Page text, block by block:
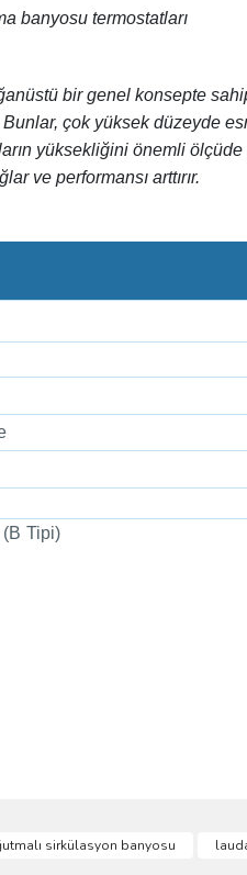
banyosu termostatları
bir genel konsepte
çok yüksek düzeyde
yüksekliğini önemli
ve performansı arttırır.
Tipi)
ürüne ilk yorumu siz yapın!
sirkülasyon banyosu